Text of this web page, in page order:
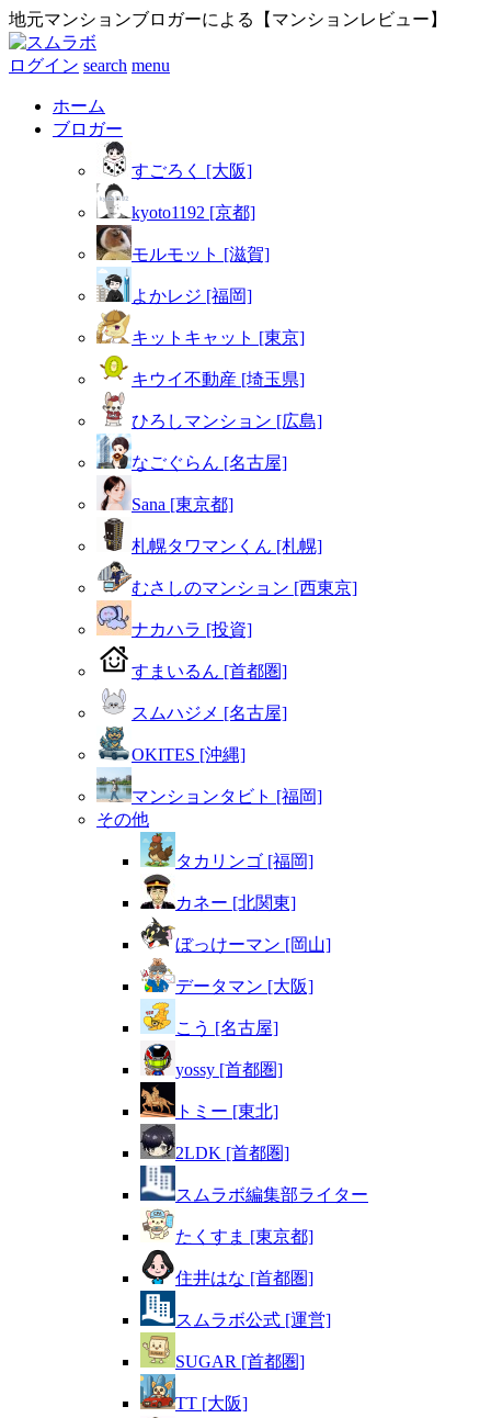
地元マンションブロガーによる【マンションレビュー】
ログイン search menu
ホーム
ブロガー
すごろく [大阪]
kyoto1192 [京都]
モルモット [滋賀]
よかレジ [福岡]
キットキャット [東京]
キウイ不動産 [埼玉県]
ひろしマンション [広島]
なごぐらん [名古屋]
Sana [東京都]
札幌タワマンくん [札幌]
むさしのマンション [西東京]
ナカハラ [投資]
すまいるん [首都圏]
スムハジメ [名古屋]
OKITES [沖縄]
マンションタビト [福岡]
その他
タカリンゴ [福岡]
カネー [北関東]
ぼっけーマン [岡山]
データマン [大阪]
こう [名古屋]
yossy [首都圏]
トミー [東北]
2LDK [首都圏]
スムラボ編集部ライター
たくすま [東京都]
住井はな [首都圏]
スムラボ公式 [運営]
SUGAR [首都圏]
TT [大阪]